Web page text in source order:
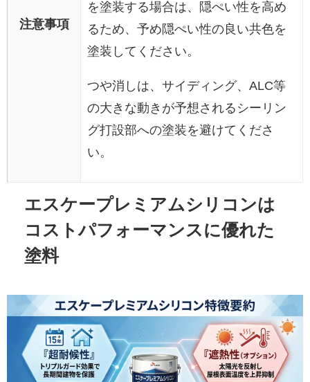
注意事項
を塗装する場合は、隠ぺい性を高め
るため、予め隠ぺい性の良い共色を
塗装してください。
つや消しは、サイディング、ALC等
の大きな動きが予想されるシーリン
グ打設部への塗装を避けてくださ
い。
エスケープレミアムシリコンは
コストパフォーマンスに優れた
塗料